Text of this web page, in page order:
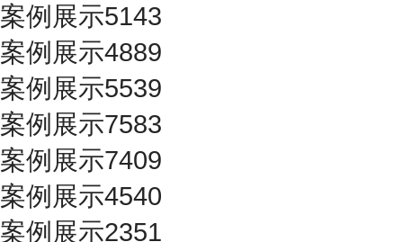
案例展示5143
案例展示4889
案例展示5539
案例展示7583
案例展示7409
案例展示4540
案例展示2351